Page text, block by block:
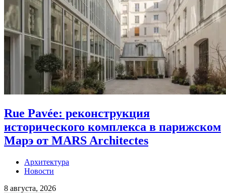
Rue Pavée: реконструкция
исторического комплекса в парижском
Марэ от MARS Architectes
Архитектура
Новости
8 августа, 2026